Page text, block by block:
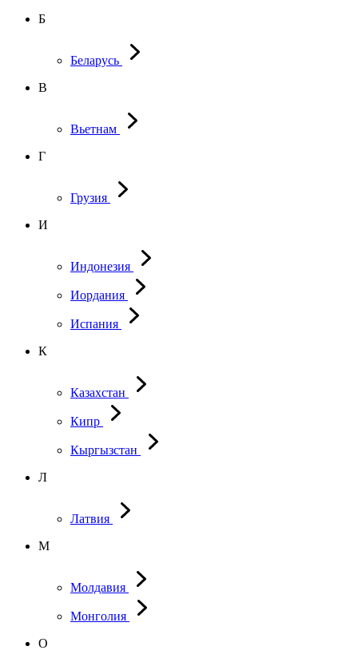
Б
Беларусь
В
Вьетнам
Г
Грузия
И
Индонезия
Иордания
Испания
К
Казахстан
Кипр
Кыргызстан
Л
Латвия
М
Молдавия
Монголия
О